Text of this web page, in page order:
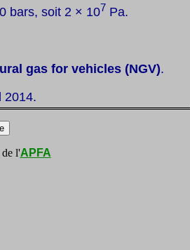
bars, soit 2 × 107 Pa.
gas for vehicles (NGV).
2014.
de l'APFA